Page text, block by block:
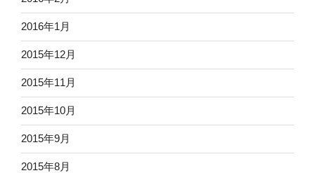
2016年1月
2015年12月
2015年11月
2015年10月
2015年9月
2015年8月